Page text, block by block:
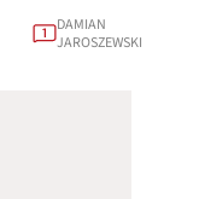
1
DAMIAN
JAROSZEWSKI